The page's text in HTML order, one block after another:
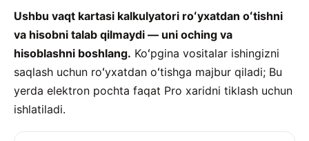
Ushbu vaqt kartasi kalkulyatori roʻyxatdan oʻtishni
va hisobni talab qilmaydi — uni oching va
hisoblashni boshlang. Koʻpgina vositalar ishingizni
saqlash uchun roʻyxatdan oʻtishga majbur qiladi; Bu
yerda elektron pochta faqat Pro xaridni tiklash uchun
ishlatiladi.